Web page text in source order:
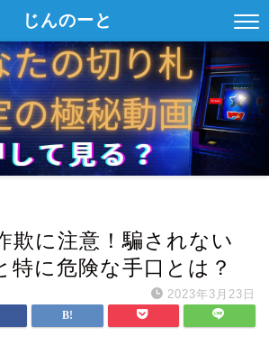
じんのーと
欺に注意！騙されない
特に危険な手口とは？
2023年3月23日